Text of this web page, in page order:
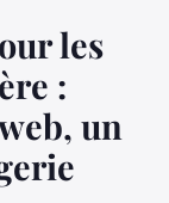
les
:
un